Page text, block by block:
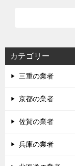
シ
ョ
カテゴリー
三重の業者
京都の業者
佐賀の業者
兵庫の業者